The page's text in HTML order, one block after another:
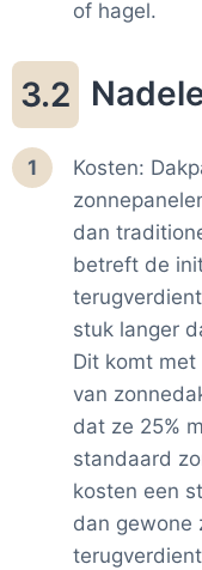
of hagel.
3.2
1
Kosten:
dan
betreft de
stuk langer
Dit komt
van
dat ze 25%
standaard
kosten een
dan gewone